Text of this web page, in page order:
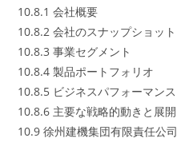
10.8.1 会社概要
10.8.2 会社のスナップショット
10.8.3 事業セグメント
10.8.4 製品ポートフォリオ
10.8.5 ビジネスパフォーマンス
10.8.6 主要な戦略的動きと展開
10.9 徐州建機集団有限責任公司